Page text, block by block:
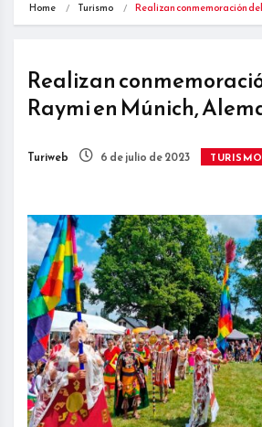
Home Turismo Realizan conmemoración
Realizan
Raymi en Múnich,
Turiweb 6 de julio de 2023 TURISMO